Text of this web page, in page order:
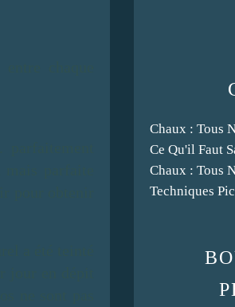
Chaux : Tous
Ce Qu'il Faut
Chaux : Tous
Techniques